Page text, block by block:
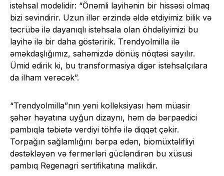
istehsal modelidir: “Önəmli layihənin bir hissəsi olmaq
bizi sevindirir. Uzun illər ərzində əldə etdiyimiz bilik və
təcrübə ilə dayanıqlı istehsala olan öhdəliyimizi bu
layihə ilə bir daha göstəririk. Trendyolmilla ilə
əməkdaşlığımız, sahəmizdə dönüş nöqtəsi sayılır.
Ümid edirik ki, bu transformasiya digər istehsalçılara
da ilham verəcək”.
“Trendyolmilla”nın yeni kolleksiyası həm müasir
şəhər həyatına uyğun dizaynı, həm də bərpaedici
pambıqla təbiətə verdiyi töhfə ilə diqqət çəkir.
Torpağın sağlamlığını bərpa edən, biomüxtəlifliyi
dəstəkləyən və fermerləri gücləndirən bu xüsusi
pambıq Regenagri sertifikatına malikdir.